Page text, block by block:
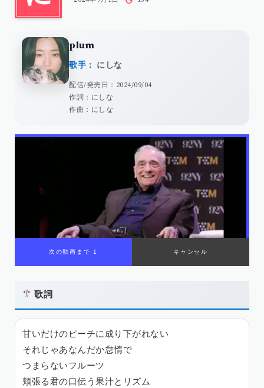
plum
歌手： にしな
配信/発売日：2024/09/04
作詞：にしな
作曲：にしな
次の動画まで 1 キャンセル
歌詞
甘いだけのピーチに成り下がれない
それじゃあなんだか怠惰で
つまらないフルーツ
頬張る君の口伝う果汁とリズム